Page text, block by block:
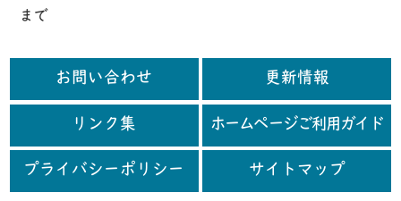
まで
お問い合わせ 更新情報
リンク集 ホームページご利用ガイド
プライバシーポリシー サイトマップ